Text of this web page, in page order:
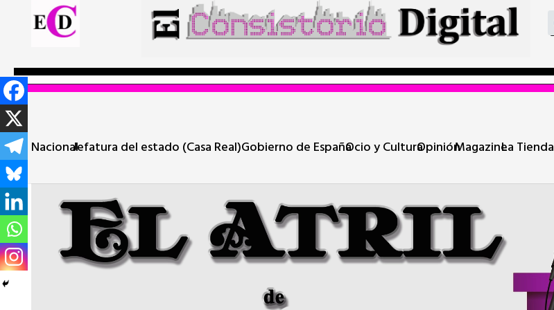
NacionalJefatura del estado (Casa Real)Gobierno de EspañaOcio y CulturaOpiniónMagazineLa Tienda